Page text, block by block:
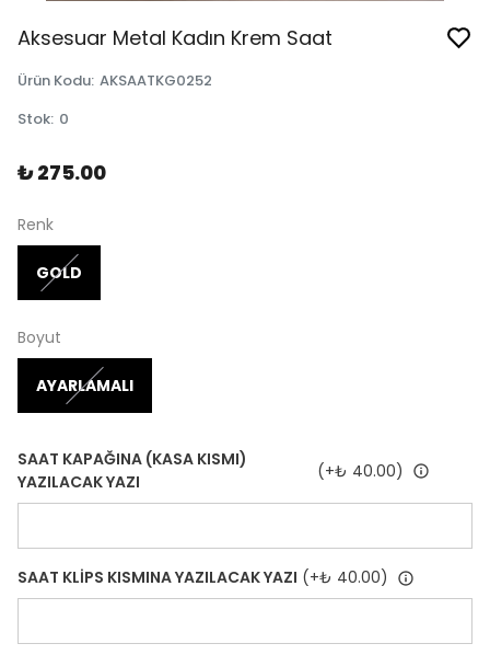
Aksesuar Metal Kadın Krem Saat
Ürün Kodu: AKSAATKG0252
Stok: 0
₺ 275.00
Renk
GOLD
Boyut
AYARLAMALI
SAAT KAPAĞINA (KASA KISMI)
YAZILACAK YAZI
(+₺ 40.00)
SAAT KLİPS KISMINA YAZILACAK YAZI (+₺ 40.00)